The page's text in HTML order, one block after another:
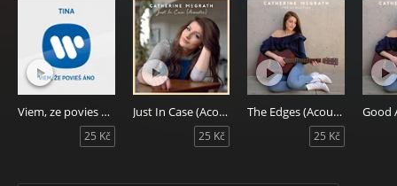
Viem, ze povies ano
25 Kč
Just In Case (Acoustic)
25 Kč
The Edges (Acoustic)
25 Kč